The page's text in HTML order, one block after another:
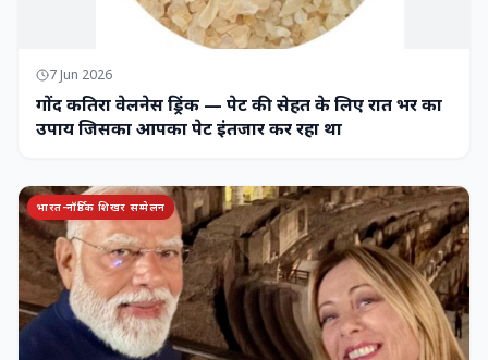
7 Jun 2026
गोंद कतिरा वेलनेस ड्रिंक — पेट की सेहत के लिए रात भर का
उपाय जिसका आपका पेट इंतजार कर रहा था
भारत-नॉर्डिक शिखर सम्मेलन